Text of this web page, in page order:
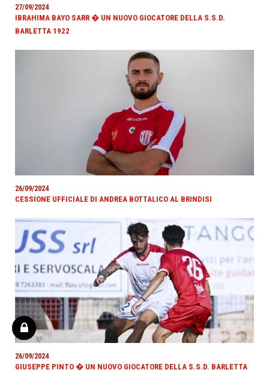
27/09/2024
IBRAHIMA BAYO SARR � UN NUOVO GIOCATORE DELLA S.S.D.
BARLETTA 1922
26/09/2024
CESSIONE UFFICIALE DI ANDREA BOTTALICO AL BRINDISI
26/09/2024
GIUSEPPE PINTO � UN NUOVO GIOCATORE DELLA S.S.D. BARLETTA